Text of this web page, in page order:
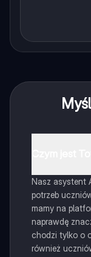
Nasz asystent
potrzeb
mamy na
naprawdę
chodzi tylko o
również